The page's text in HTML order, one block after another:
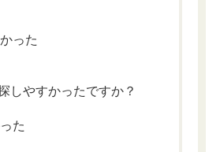
った
しやすかったですか？
た